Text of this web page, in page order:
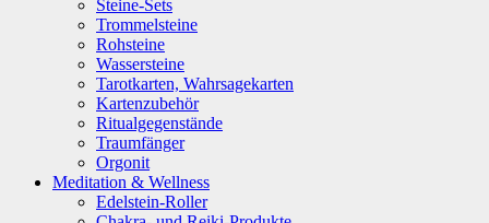
Steine-Sets
Trommelsteine
Rohsteine
Wassersteine
Tarotkarten, Wahrsagekarten
Kartenzubehör
Ritualgegenstände
Traumfänger
Orgonit
Meditation & Wellness
Edelstein-Roller